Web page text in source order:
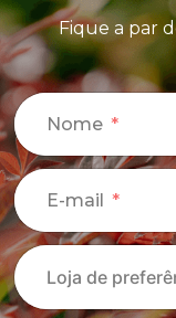
Fique a par
Nome
E-mail